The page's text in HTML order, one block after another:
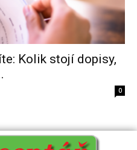
Kolik stojí dopisy,
0